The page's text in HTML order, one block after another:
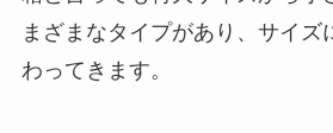
まざまなタイプがあり、サイズ
わってきます。